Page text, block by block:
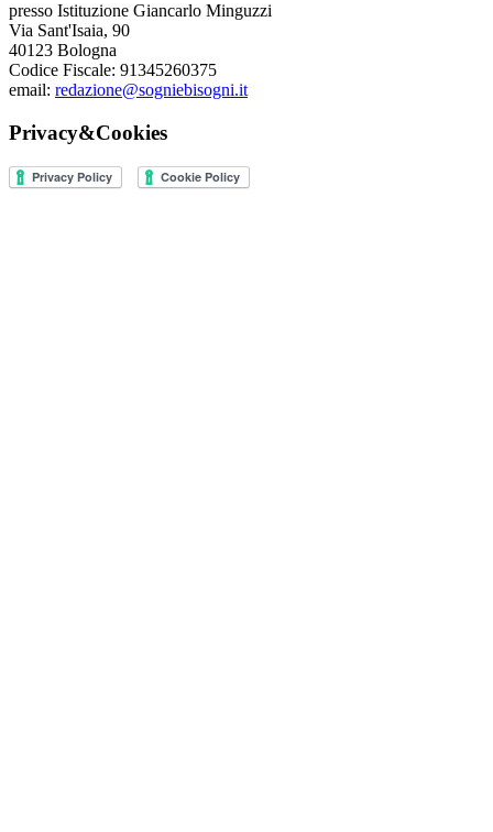
presso Istituzione Giancarlo Minguzzi
Via Sant'Isaia, 90
40123 Bologna
Codice Fiscale: 91345260375
email: redazione@sogniebisogni.it
Privacy&Cookies